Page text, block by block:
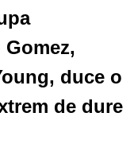
duce o
de dure